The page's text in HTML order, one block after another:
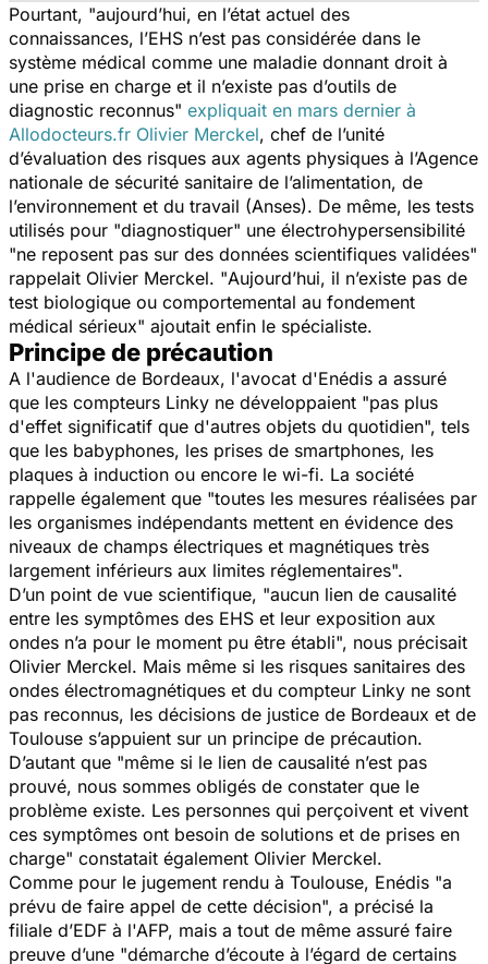
Pourtant, "aujourd’hui, en l’état actuel des
connaissances, l’EHS n’est pas considérée dans le
système médical comme une maladie donnant droit à
une prise en charge et il n’existe pas d’outils de
diagnostic reconnus" expliquait en mars dernier à
Allodocteurs.fr Olivier Merckel, chef de l’unité
d’évaluation des risques aux agents physiques à l’Agence
nationale de sécurité sanitaire de l’alimentation, de
l’environnement et du travail (Anses). De même, les tests
utilisés pour "diagnostiquer" une électrohypersensibilité
"ne reposent pas sur des données scientifiques validées"
rappelait Olivier Merckel. "Aujourd’hui, il n’existe pas de
test biologique ou comportemental au fondement
médical sérieux" ajoutait enfin le spécialiste.
Principe de précaution
A l'audience de Bordeaux, l'avocat d'Enédis a assuré
que les compteurs Linky ne développaient "pas plus
d'effet significatif que d'autres objets du quotidien", tels
que les babyphones, les prises de smartphones, les
plaques à induction ou encore le wi-fi. La société
rappelle également que "toutes les mesures réalisées par
les organismes indépendants mettent en évidence des
niveaux de champs électriques et magnétiques très
largement inférieurs aux limites réglementaires".
D’un point de vue scientifique, "aucun lien de causalité
entre les symptômes des EHS et leur exposition aux
ondes n’a pour le moment pu être établi", nous précisait
Olivier Merckel. Mais même si les risques sanitaires des
ondes électromagnétiques et du compteur Linky ne sont
pas reconnus, les décisions de justice de Bordeaux et de
Toulouse s’appuient sur un principe de précaution.
D’autant que "même si le lien de causalité n’est pas
prouvé, nous sommes obligés de constater que le
problème existe. Les personnes qui perçoivent et vivent
ces symptômes ont besoin de solutions et de prises en
charge" constatait également Olivier Merckel.
Comme pour le jugement rendu à Toulouse, Enédis "a
prévu de faire appel de cette décision", a précisé la
filiale d’EDF à l'AFP, mais a tout de même assuré faire
preuve d’une "démarche d’écoute à l’égard de certains